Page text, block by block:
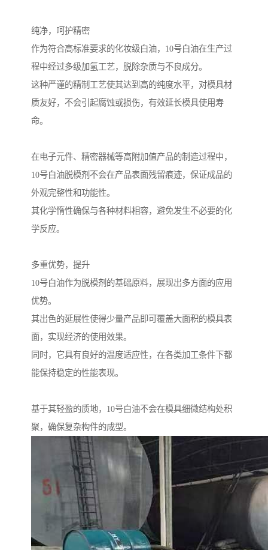
纯净，呵护精密
作为符合高标准要求的化妆级白油，10号白油在生产过
程中经过多级加氢工艺，脱除杂质与不良成分。
这种严谨的精制工艺使其达到高的纯度水平，对模具材
质友好，不会引起腐蚀或损伤，有效延长模具使用寿
命。
在电子元件、精密器械等高附加值产品的制造过程中，
10号白油脱模剂不会在产品表面残留痕迹，保证成品的
外观完整性和功能性。
其化学惰性确保与各种材料相容，避免发生不必要的化
学反应。
多重优势，提升
10号白油作为脱模剂的基础原料，展现出多方面的应用
优势。
其出色的延展性使得少量产品即可覆盖大面积的模具表
面，实现经济的使用效果。
同时，它具有良好的温度适应性，在各类加工条件下都
能保持稳定的性能表现。
基于其轻盈的质地，10号白油不会在模具细微结构处积
聚，确保复杂构件的成型。